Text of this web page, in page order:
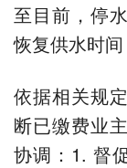
至目前，停
恢复供水时间
依据相关规
断已缴费业
协调：1. 督